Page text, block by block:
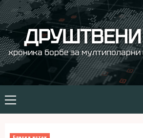
Skip
to
content
хроника борбе за мултиполарни
Primary
Menu